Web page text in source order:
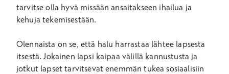
tarvitse olla hyvä missään ansaitakseen ihailua ja
kehuja tekemisestään.
Olennaista on se, että halu harrastaa lähtee lapsesta
itsestä. Jokainen lapsi kaipaa välillä kannustusta ja
jotkut lapset tarvitsevat enemmän tukea sosiaalisiin